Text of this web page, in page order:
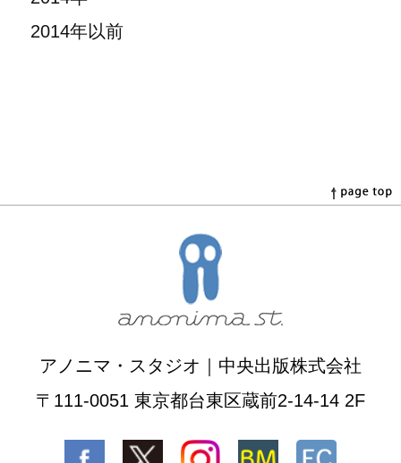
2014年以前
アノニマ・スタジオ｜中央出版株式会社
〒111-0051 東京都台東区蔵前2-14-14 2F